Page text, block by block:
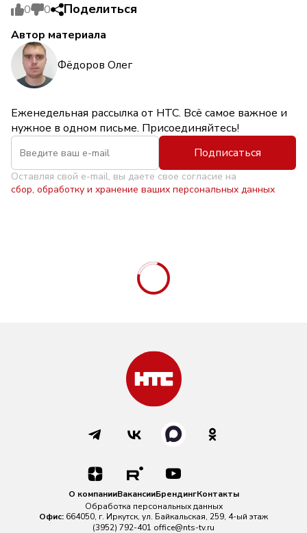
0 0 Поделиться
Автор материала
Фёдоров Олег
Еженедельная рассылка от НТС. Всё самое важное и
нужное в одном письме. Присоединяйтесь!
Подписаться
Оставляя свой e-mail, вы даете свое согласие на
сбор, обработку и хранение ваших персональных данных
О компанииВакансииБрендингКонтакты
Обработка персональных данных
Офис: 664050, г. Иркутск, ул. Байкальская, 259, 4-ый этаж
(3952) 792-401 office@nts-tv.ru